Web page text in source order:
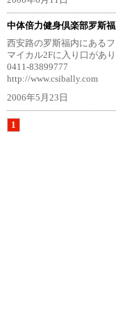
中体倍力健身倶楽部罗斯
西安路の罗斯福内にある
マイカル2Fに入り口があり
0411-83899777
http://www.csibally.com
2006年5月23日
1